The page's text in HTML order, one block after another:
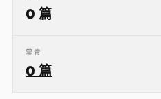
0 篇
常青
0 篇